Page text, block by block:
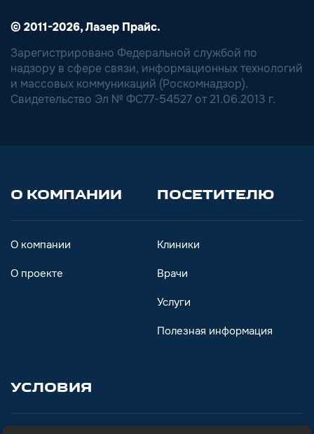
© 2011-2026, Лазер Прайс.
Зарегистрировано Федеральной службой по
надзору в сфере связи, информационных технологий
и массовых коммуникаций (Роскомнадзор).
Свидетельство Эл № ФС77-54527 от 21.06.2013 г.
О КОМПАНИИ
О компании
О проекте
ПОСЕТИТЕЛЮ
Клиники
Врачи
Услуги
Полезная информация
УСЛОВИЯ